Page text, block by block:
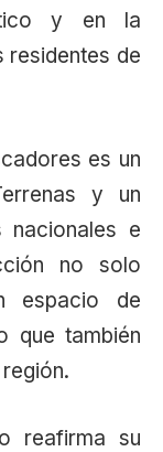
y en la
residentes de
es un
y un
nacionales e
no solo
espacio de
que también
reafirma su